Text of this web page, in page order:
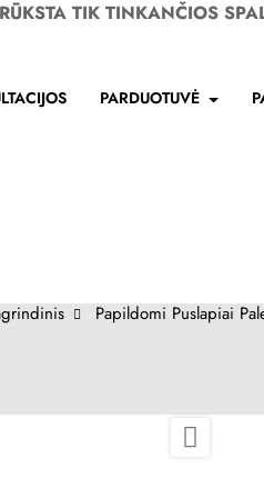
TIK TINKANČIOS
PARDUOTUVĖ
Papildomi Puslapiai
